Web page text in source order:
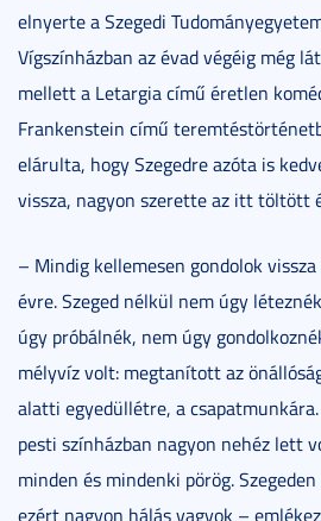
elnyerte a Szegedi
Vígszínházban az évad végéig még
mellett a Letargia című éretlen
Frankenstein című
elárulta, hogy Szegedre azóta is
vissza, nagyon szerette az itt töltött
– Mindig kellemesen gondolok
évre. Szeged nélkül nem úgy
úgy próbálnék, nem úgy
mélyvíz volt: megtanított az
alatti egyedüllétre, a
pesti színházban nagyon nehéz lett
minden és mindenki pörög.
ezért nagyon hálás vagyok –